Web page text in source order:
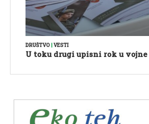
DRUŠTVO VESTI
U toku drugi upisni rok u vojne